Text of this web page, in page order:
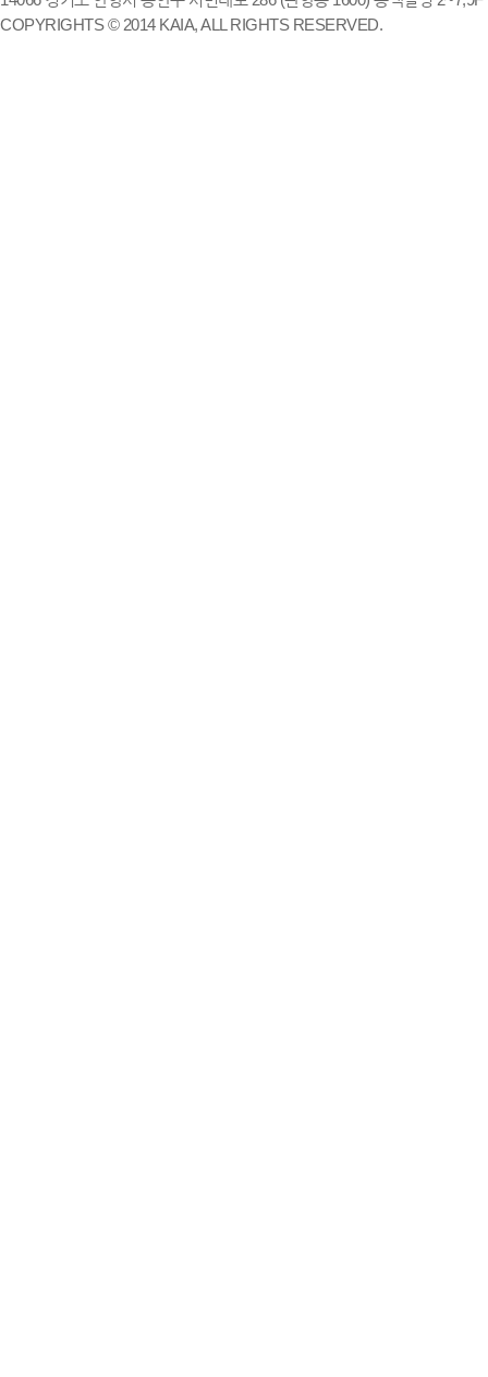
COPYRIGHTS © 2014 KAIA, ALL RIGHTS RESERVED.